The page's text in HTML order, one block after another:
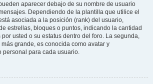
aparecer debajo de su nombre de usuario
Dependiendo de la plantilla que utilice el
asociada a la posición (rank) del usuario,
estrellas, bloques o puntos, indicando la cantidad
usted o su estatus dentro del foro. La segunda,
grande, es conocida como avatar y
personal para cada usuario.